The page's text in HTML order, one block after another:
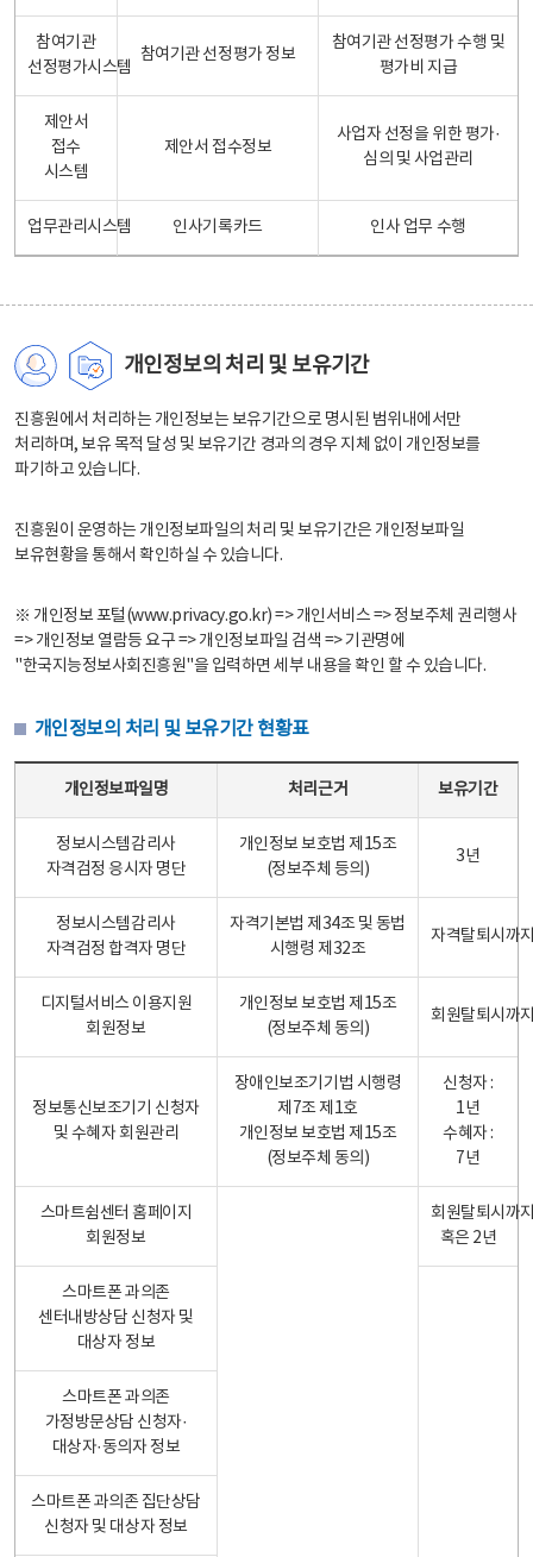
참여기관
선정평가시스템
참여기관 선정평가 정보
참여기관 선정평가 수행 및
평가비 지급
제안서
접수
시스템
제안서 접수정보
사업자 선정을 위한 평가·
심의 및 사업관리
업무관리시스템 인사기록카드 인사 업무 수행
개인정보의 처리 및 보유기간
진흥원에서 처리하는 개인정보는 보유기간으로 명시된 범위내에서만
처리하며, 보유 목적 달성 및 보유기간 경과의 경우 지체 없이 개인정보를
파기하고 있습니다.
진흥원이 운영하는 개인정보파일의 처리 및 보유기간은 개인정보파일
보유현황을 통해서 확인하실 수 있습니다.
※ 개인정보 포털(www.privacy.go.kr) => 개인서비스 => 정보주체 권리행사
=> 개인정보 열람등 요구 => 개인정보파일 검색 => 기관명에
"한국지능정보사회진흥원"을 입력하면 세부 내용을 확인 할 수 있습니다.
개인정보의 처리 및 보유기간 현황표
개인정보파일명 처리근거 보유기간
정보시스템감리사
자격검정 응시자 명단
개인정보 보호법 제15조
(정보주체 등의)
3년
정보시스템감리사
자격검정 합격자 명단
자격기본법 제34조 및 동법
시행령 제32조
자격탈퇴시까
디지털서비스 이용지원
회원정보
개인정보 보호법 제15조
(정보주체 동의)
회원탈퇴시까
정보통신보조기기 신청자
및 수혜자 회원관리
장애인보조기기법 시행령
제7조 제1호
개인정보 보호법 제15조
(정보주체 동의)
신청자 :
1년
수혜자 :
7년
스마트쉼센터 홈페이지
회원정보
회원탈퇴시까
혹은 2년
스마트폰 과의존
센터내방상담 신청자 및
대상자 정보
스마트폰 과의존
가정방문상담 신청자·
대상자·동의자 정보
스마트폰 과의존 집단상담
신청자 및 대상자 정보